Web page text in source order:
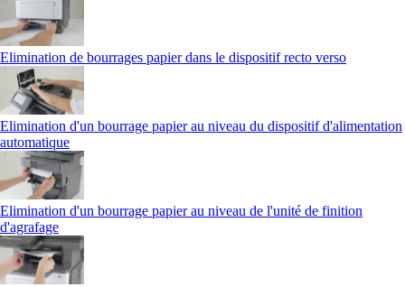
Elimination de bourrages papier dans le dispositif recto verso
Elimination d'un bourrage papier au niveau du dispositif d'alimentation
automatique
Elimination d'un bourrage papier au niveau de l'unité de finition
d'agrafage